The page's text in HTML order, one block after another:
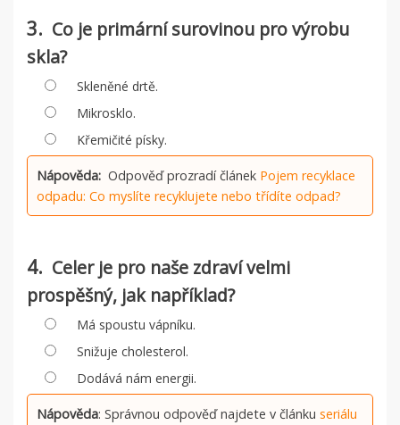
3. Co je primární surovinou pro výrobu
skla?
Skleněné drtě.
Mikrosklo.
Křemičité písky.
Nápověda: Odpověď prozradí článek Pojem recyklace
odpadu: Co myslíte recyklujete nebo třídíte odpad?
4. Celer je pro naše zdraví velmi
prospěšný, jak například?
Má spoustu vápníku.
Snižuje cholesterol.
Dodává nám energii.
Nápověda: Správnou odpověď najdete v článku seriálu